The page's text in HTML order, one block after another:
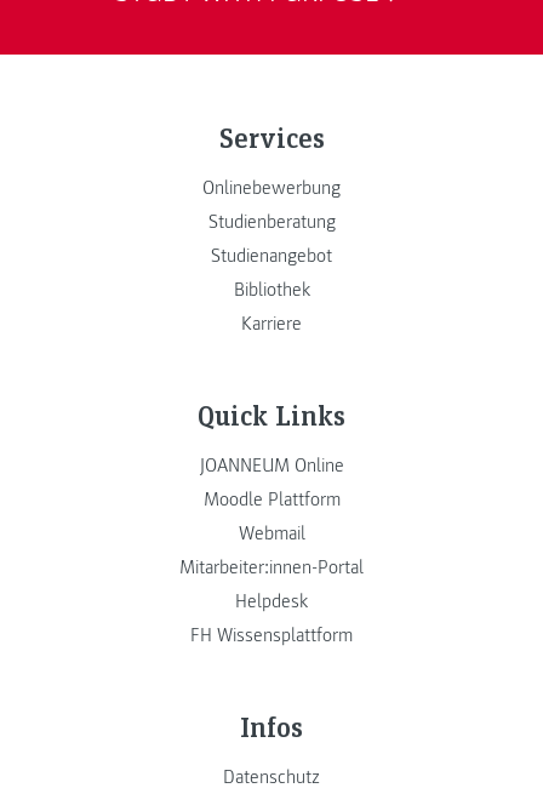
Services
Onlinebewerbung
Studienberatung
Studienangebot
Bibliothek
Karriere
Quick Links
JOANNEUM Online
Moodle Plattform
Webmail
Mitarbeiter:innen-Portal
Helpdesk
FH Wissensplattform
Infos
Datenschutz